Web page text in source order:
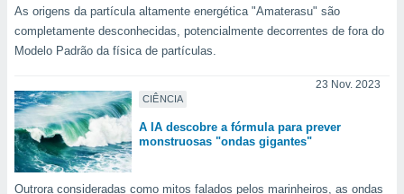
ou aceder
num
para
As origens da partícula altamente energética "Amaterasu" são
completamente desconhecidas, potencialmente decorrentes de fora do
Modelo Padrão da física de partículas.
CIÊNCIA
23 Nov. 2023
A IA descobre a fórmula para prever
monstruosas "ondas gigantes"
Outrora consideradas como mitos falados pelos marinheiros, as ondas